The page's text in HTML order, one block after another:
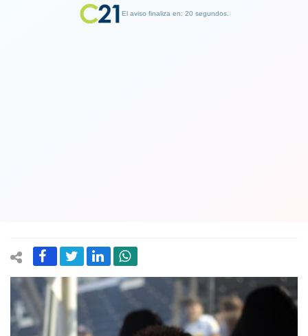
El aviso finaliza en: 19 segundos.